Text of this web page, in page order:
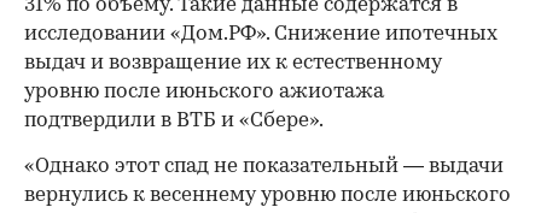
31% по объему. Такие данные содержатся в
исследовании «Дом.РФ». Снижение ипотечных
выдач и возвращение их к естественному
уровню после июньского ажиотажа
подтвердили в ВТБ и «Сбере».
«Однако этот спад не показательный — выдачи
вернулись к весеннему уровню после июньского